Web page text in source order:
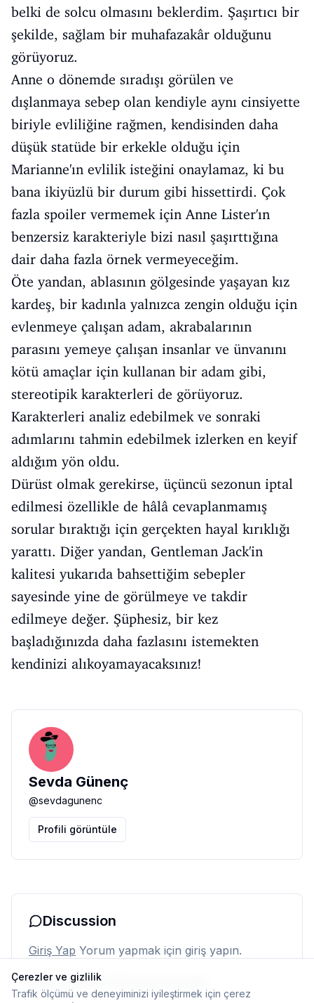
belki de solcu olmasını beklerdim. Şaşırtıcı bir
şekilde, sağlam bir muhafazakâr olduğunu
görüyoruz.
Anne o dönemde sıradışı görülen ve
dışlanmaya sebep olan kendiyle aynı cinsiyette
biriyle evliliğine rağmen, kendisinden daha
düşük statüde bir erkekle olduğu için
Marianne'ın evlilik isteğini onaylamaz, ki bu
bana ikiyüzlü bir durum gibi hissettirdi. Çok
fazla spoiler vermemek için Anne Lister'ın
benzersiz karakteriyle bizi nasıl şaşırttığına
dair daha fazla örnek vermeyeceğim.
Öte yandan, ablasının gölgesinde yaşayan kız
kardeş, bir kadınla yalnızca zengin olduğu için
evlenmeye çalışan adam, akrabalarının
parasını yemeye çalışan insanlar ve ünvanını
kötü amaçlar için kullanan bir adam gibi,
stereotipik karakterleri de görüyoruz.
Karakterleri analiz edebilmek ve sonraki
adımlarını tahmin edebilmek izlerken en keyif
aldığım yön oldu.
Dürüst olmak gerekirse, üçüncü sezonun iptal
edilmesi özellikle de hâlâ cevaplanmamış
sorular bıraktığı için gerçekten hayal kırıklığı
yarattı. Diğer yandan, Gentleman Jack'in
kalitesi yukarıda bahsettiğim sebepler
sayesinde yine de görülmeye ve takdir
edilmeye değer. Şüphesiz, bir kez
başladığınızda daha fazlasını istemekten
kendinizi alıkoyamayacaksınız!
Sevda Günenç
@sevdagunenc
Profili görüntüle
Discussion
Giriş Yap Yorum yapmak için giriş yapın.
Henüz yorum yok. İlk yorumu siz yapın.
Çerezler ve gizlilik
Trafik ölçümü ve deneyiminizi iyileştirmek için çerez